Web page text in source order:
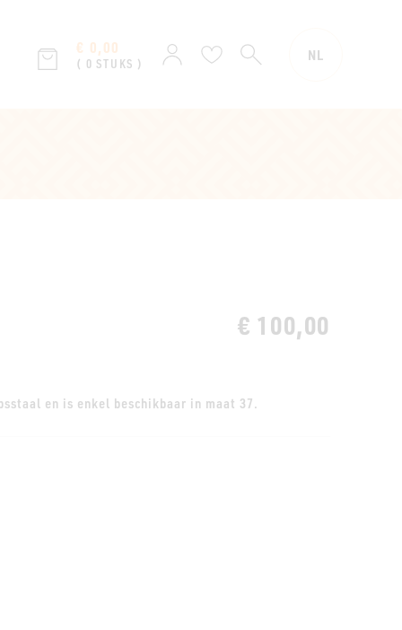
€ 0,00
( 0 STUKS )
Aanmelden
Verlanglijst
ZOEKEN NL
€ 100,00
en is enkel beschikbaar in maat 37.